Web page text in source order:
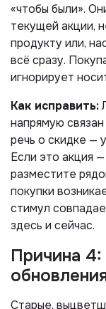
«чтобы были».
текущей акции,
продукту или,
всё сразу.
игнорирует
Как исправить:
напрямую
речь о скидке —
Если это акция
разместите
покупки
стимул
здесь и сейчас.
Причина
Старые,